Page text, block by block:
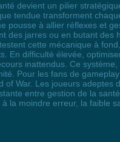
devient un pilier
tendue transforment
pousse à allier réflexes et
des jarres ou en butant
cette mécanique à
difficulté élevée,
inattendus. Ce
Pour les fans de
War. Les joueurs
entre gestion de la
la moindre erreur, la faible